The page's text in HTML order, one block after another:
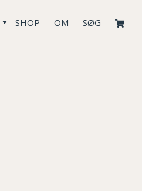
SHOP OM SØG